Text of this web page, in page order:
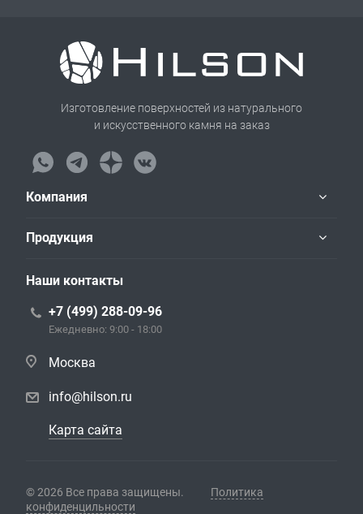
Изготовление поверхностей из натурального
и искусственного камня на заказ
Компания
Продукция
Наши контакты
+7 (499) 288-09-96
Ежедневно: 9:00 - 18:00
Москва
info@hilson.ru
Карта сайта
© 2026 Все права защищены.
Политика
конфиденцильности